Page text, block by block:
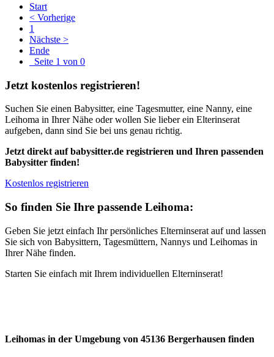
Start
< Vorherige
1
Nächste >
Ende
Seite 1 von 0
Jetzt kostenlos registrieren!
Suchen Sie einen Babysitter, eine Tagesmutter, eine Nanny, eine
Leihoma in Ihrer Nähe oder wollen Sie lieber ein Elterinserat
aufgeben, dann sind Sie bei uns genau richtig.
Jetzt direkt auf babysitter.de registrieren und Ihren passenden
Babysitter finden!
Kostenlos registrieren
So finden Sie Ihre passende Leihoma:
Geben Sie jetzt einfach Ihr persönliches Elterninserat auf und lassen
Sie sich von Babysittern, Tagesmüttern, Nannys und Leihomas in
Ihrer Nähe finden.
Starten Sie einfach mit Ihrem individuellen Elterninserat!
Leihomas in der Umgebung von 45136 Bergerhausen finden